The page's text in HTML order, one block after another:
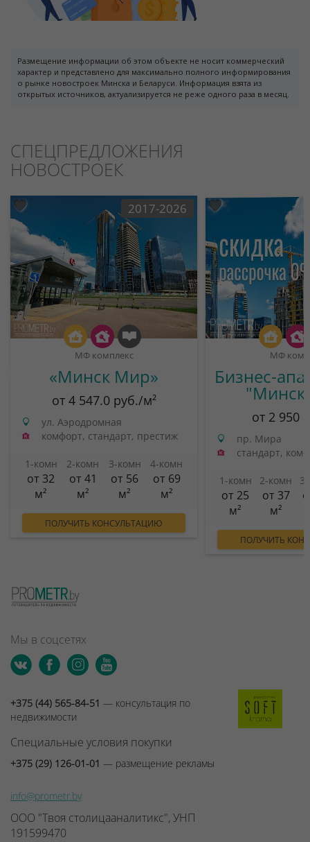
Размещение информации об этом объекте не носит коммерческий
характер и представлено для максимально полного информирования
о рынке новостроек Минска и Беларуси. Информация взята из
открытых источников, актуализируется не реже одного раза в месяц.
СПЕЦПРЕДЛОЖЕНИЯ
НОВОСТРОЕК
2017-2026
МФ комплекс
«Минск Мир»
от 4 547.0 руб./м²
ул. Аэродромная
комфорт, стандарт, престиж
1-комн
от 32
м²
2-комн
от 41
м²
3-комн
от 56
м²
4-комн
от 69
м²
ПОЛУЧИТЬ КОНСУЛЬТАЦИЮ
МФ
Бизнес-
от 2 950
пр. Мира
стандарт,
1-комн
от 25
м²
2-комн
от 37
м²
ПОЛУЧИТЬ
Мы в соцсетях
+375 (44) 565-84-51 — консультация по
недвижимости
Специальные условия покупки
+375 (29) 126-01-01 — размещение рекламы
info@prometr.by
ООО "Твоя столицааналитикс", УНП
191599470